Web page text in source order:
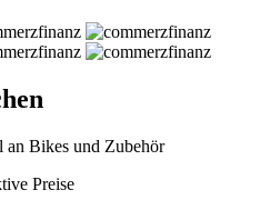
an Bikes und Zubehör
Preise